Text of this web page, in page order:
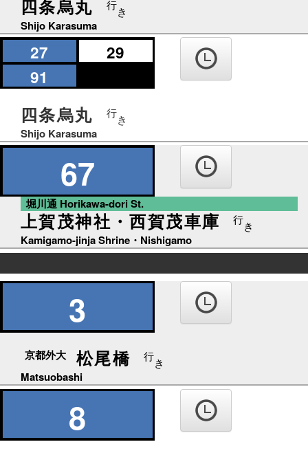
四条烏丸 行き
Shijo Karasuma
27
29
91
四条烏丸 行き
Shijo Karasuma
67
堀川通 Horikawa-dori St.
上賀茂神社・西賀茂車庫 行き
Kamigamo-jinja Shrine・Nishigamo
の
3
京都外大 松尾橋 行き
Matsuobashi
8